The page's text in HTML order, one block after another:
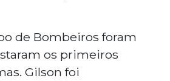
de Bombeiros foram
os primeiros
Gilson foi